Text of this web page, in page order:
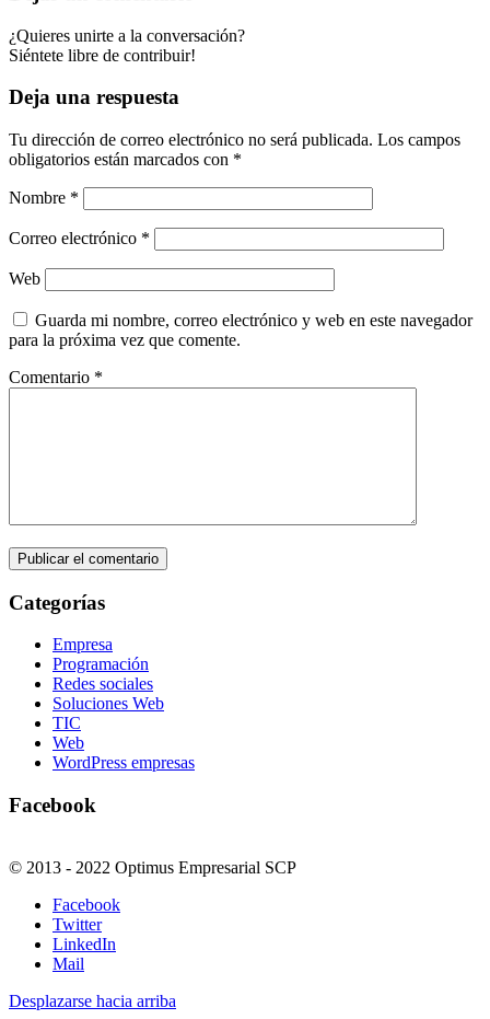
¿Quieres unirte a la conversación?
Siéntete libre de contribuir!
Deja una respuesta
Tu dirección de correo electrónico no será publicada. Los campos
obligatorios están marcados con *
Nombre *
Correo electrónico *
Web
Guarda mi nombre, correo electrónico y web en este navegador
para la próxima vez que comente.
Comentario *
Categorías
Empresa
Programación
Redes sociales
Soluciones Web
TIC
Web
WordPress empresas
Facebook
© 2013 - 2022 Optimus Empresarial SCP
Facebook
Twitter
LinkedIn
Mail
Desplazarse hacia arriba